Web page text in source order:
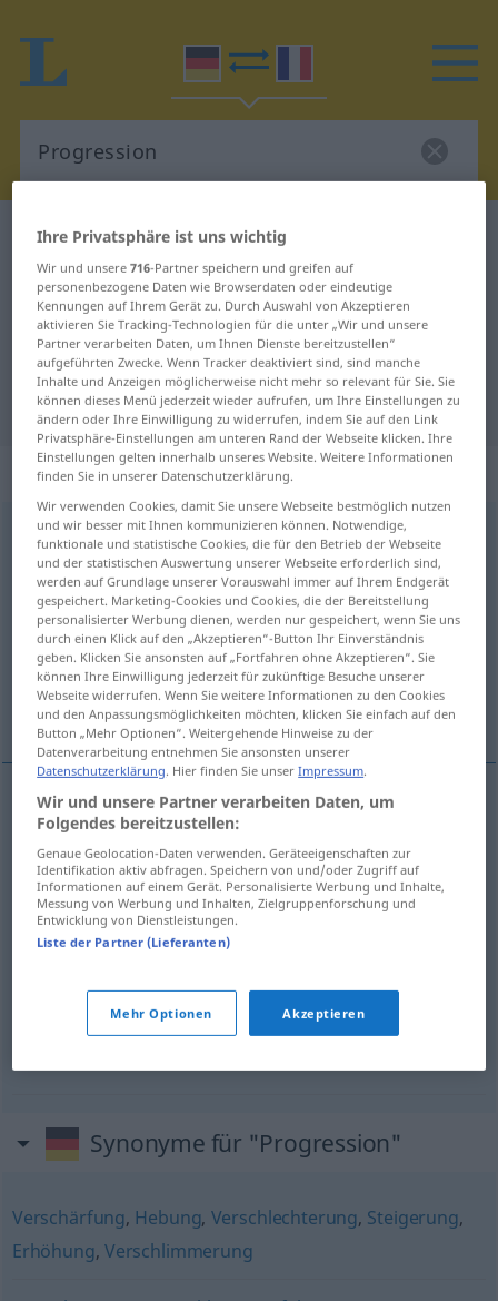
Deutsch-Französisch Wörterbuch
Deutsch-Französisch Übersetzung
für "Progression"
"Progression" Französisch
Übersetzung
„Progression“: Femininum
Progression [progrɛsiˈoːn]f <Progression;Progressionen
Übersicht aller Übersetzungen
(Für mehr Details die Übersetzung anklicken/antippen)
progression progressivité
Weitere Beispiele...
progression f Progression
progressivitéf Progression STEUERWESEN
kalte Progression
progressionfàfroid
Synonyme für "Progression"
Verschärfung, Hebung, Verschlechterung, Steigerung,
Erhöhung, Verschlimmerung
Ihre Privatsphäre ist uns wichtig
Wir und unsere716-Partner speichern und greifen auf
personenbezogene Daten wie Browserdaten oder eindeutige
Kennungen auf Ihrem Gerät zu. Durch Auswahl von Akzeptieren
aktivieren Sie Tracking-Technologien für die unter „Wir und unsere
Partner verarbeiten Daten, um Ihnen Dienste bereitzustellen“
aufgeführten Zwecke. Wenn Tracker deaktiviert sind, sind manche
Inhalte und Anzeigen möglicherweise nicht mehr so relevant für Sie. Sie
können dieses Menü jederzeit wieder aufrufen, um Ihre Einstellungen zu
ändern oder Ihre Einwilligung zu widerrufen, indem Sie auf den Link
Privatsphäre-Einstellungen am unteren Rand der Webseite klicken. Ihre
Einstellungen gelten innerhalb unseres Website. Weitere Informationen
finden Sie in unserer Datenschutzerklärung.
Wir verwenden Cookies, damit Sie unsere Webseite bestmöglich nutzen
und wir besser mit Ihnen kommunizieren können. Notwendige,
funktionale und statistische Cookies, die für den Betrieb der Webseite
und der statistischen Auswertung unserer Webseite erforderlich sind,
werden auf Grundlage unserer Vorauswahl immer auf Ihrem Endgerät
gespeichert. Marketing-Cookies und Cookies, die der Bereitstellung
personalisierter Werbung dienen, werden nur gespeichert, wenn Sie uns
durch einen Klick auf den „Akzeptieren“-Button Ihr Einverständnis
geben. Klicken Sie ansonsten auf „Fortfahren ohne Akzeptieren“. Sie
können Ihre Einwilligung jederzeit für zukünftige Besuche unserer
Webseite widerrufen. Wenn Sie weitere Informationen zu den Cookies
und den Anpassungsmöglichkeiten möchten, klicken Sie einfach auf den
Button „Mehr Optionen“. Weitergehende Hinweise zu der
Datenverarbeitung entnehmen Sie ansonsten unserer
Datenschutzerklärung. Hier finden Sie unserImpressum.
Wir und unsere Partner verarbeiten Daten, um
Folgendes bereitzustellen:
Genaue Geolocation-Daten verwenden. Geräteeigenschaften zur
Identifikation aktiv abfragen. Speichern von und/oder Zugriff auf
Informationen auf einem Gerät. Personalisierte Werbung und Inhalte,
Messung von Werbung und Inhalten, Zielgruppenforschung und
Entwicklung von Dienstleistungen.
Liste der Partner (Lieferanten)
Mehr Optionen Akzeptieren